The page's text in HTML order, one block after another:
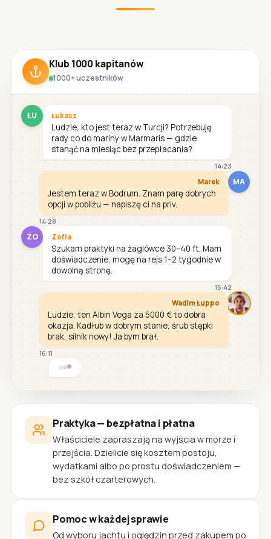
Klub 1000 kapitanów
1000+ uczestników
ŁU Łukasz
Ludzie, kto jest teraz w Turcji? Potrzebuję
rady co do mariny w Marmaris — gdzie
stanąć na miesiąc bez przepłacania?
14:23
MA
Marek
Jestem teraz w Bodrum. Znam parę dobrych
opcji w pobliżu — napiszę ci na priv.
14:28
ZO Zofia
Szukam praktyki na żaglówce 30–40 ft. Mam
doświadczenie, mogę na rejs 1–2 tygodnie w
dowolną stronę.
15:42
Wadim Łuppo
Ludzie, ten Albin Vega za 5000 € to dobra
okazja. Kadłub w dobrym stanie, śrub stępki
brak, silnik nowy! Ja bym brał.
16:11
Praktyka — bezpłatna i płatna
Właściciele zapraszają na wyjścia w morze i
przejścia. Dzielicie się kosztem postoju,
wydatkami albo po prostu doświadczeniem —
bez szkół czarterowych.
Pomoc w każdej sprawie
Od wyboru jachtu i oględzin przed zakupem po